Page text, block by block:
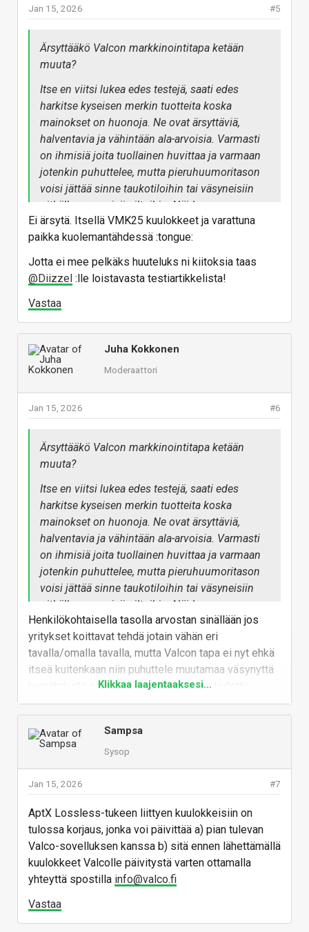
#5
Jan 15, 2026
Ärsyttääkö Valcon markkinointitapa ketään
muuta?
Itse en viitsi lukea edes testejä, saati edes
harkitse kyseisen merkin tuotteita koska
mainokset on huonoja. Ne ovat ärsyttäviä,
halventavia ja vähintään ala-arvoisia. Varmasti
on ihmisiä joita tuollainen huvittaa ja varmaan
jotenkin puhuttelee, mutta pieruhuumoritason
voisi jättää sinne taukotiloihin tai väsyneisiin
pitkälle venyneisiin iltoihin. Näiden
kuulokkeiden esittelysivulla näyttää seisovan
"Parhaat vastamelukuulokkeet, joihin sinulla on
varaa!"
Ei ärsytä. Itsellä VMK25 kuulokkeet ja varattuna
paikka kuolemantähdessä :tongue:
Jotta ei mee pelkäks huuteluks ni kiitoksia taas
@Diizzel :lle loistavasta testiartikkelista!
Vastaa
Juha Kokkonen
Moderaattori
#6
Jan 15, 2026
Ärsyttääkö Valcon markkinointitapa ketään
muuta?
Itse en viitsi lukea edes testejä, saati edes
harkitse kyseisen merkin tuotteita koska
mainokset on huonoja. Ne ovat ärsyttäviä,
halventavia ja vähintään ala-arvoisia. Varmasti
on ihmisiä joita tuollainen huvittaa ja varmaan
jotenkin puhuttelee, mutta pieruhuumoritason
voisi jättää sinne taukotiloihin tai väsyneisiin
pitkälle venyneisiin iltoihin. Näiden
kuulokkeiden esittelysivulla näyttää seisovan
"Parhaat vastamelukuulokkeet, joihin sinulla on
varaa!"
Henkilökohtaisella tasolla arvostan sinällään jos
yritykset koittavat tehdä jotain vähän eri
tavalla/omalla tavalla, mutta Valcon tapa ei nyt ehkä
itseä kuitenkaan niin puhuttele muutamaa väsynyttä
hymähdystä pidemmälle. Jos tuote on todettu
hyväksi, niin en silloin jätä sitä ostamatta itseä
puhuttelemattoman markkinoinnin takia, oli kyse
sitten Valcosta tai mistä tahansa muusta firmasta.
Klikkaa laajentaaksesi...
Sampsa
Sysop
#7
Jan 15, 2026
AptX Lossless-tukeen liittyen kuulokkeisiin on
tulossa korjaus, jonka voi päivittää a) pian tulevan
Valco-sovelluksen kanssa b) sitä ennen lähettämällä
kuulokkeet Valcolle päivitystä varten ottamalla
yhteyttä spostilla info@valco.fi
Vastaa